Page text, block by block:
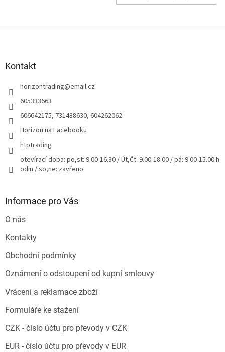
Kontakt
horizontrading@email.cz
605333663
606642175, 731488630, 604262062
Horizon na Facebooku
htptrading
otevírací doba: po,st: 9.00-16.30 / Út,Čt: 9.00-18.00 / pá: 9.00-15.00 h
odin / so,ne: zavřeno
Informace pro Vás
O nás
Kontakty
Obchodní podmínky
Oznámení o odstoupení od kupní smlouvy
Vrácení a reklamace zboží
Formuláře ke stažení
CZK - číslo účtu pro převody v CZK
EUR - číslo účtu pro převody v EUR